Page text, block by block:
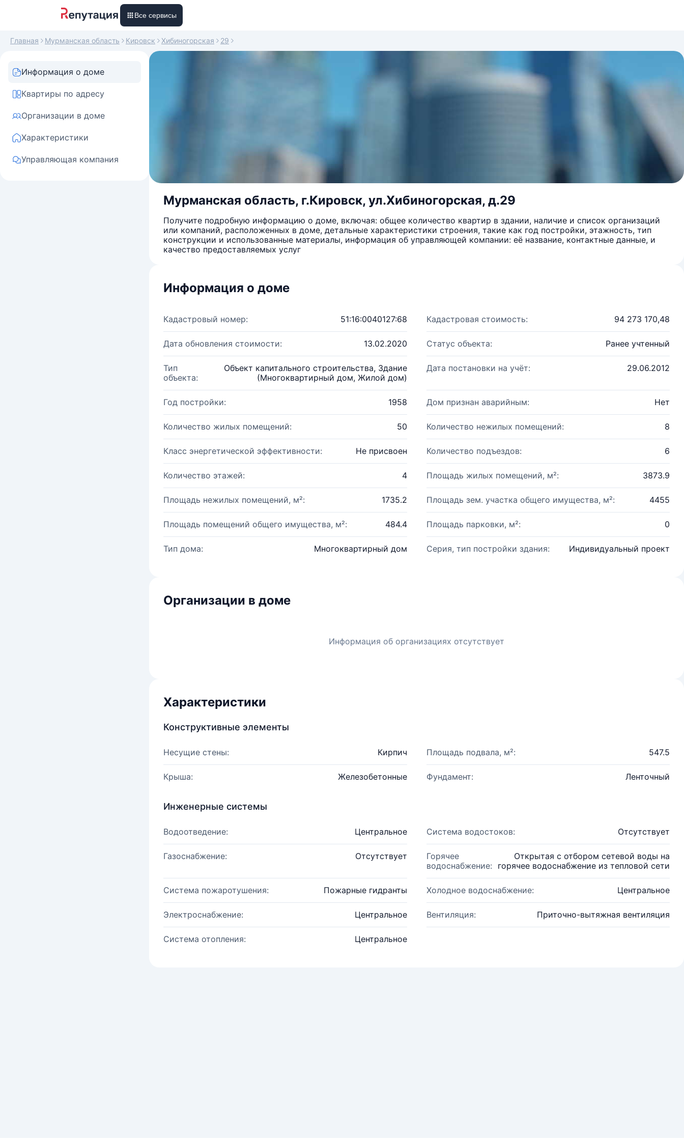
Все сервисы
Главная Мурманская область Кировск Хибиногорская 29
Информация о доме
Квартиры по адресу
Организации в доме
Характеристики
Управляющая компания
Мурманская область, г.Кировск, ул.Хибиногорская, д.29
Получите подробную информацию о доме, включая: общее количество квартир в здании, наличие и список организаций
или компаний, расположенных в доме, детальные характеристики строения, такие как год постройки, этажность, тип
конструкции и использованные материалы, информация об управляющей компании: её название, контактные данные, и
качество предоставляемых услуг
Информация о доме
Кадастровый номер: 51:16:0040127:68 Кадастровая стоимость: 94 273 170,48
Дата обновления стоимости: 13.02.2020 Статус объекта: Ранее учтенный
Тип
объекта:
Объект капитального строительства, Здание
(Многоквартирный дом, Жилой дом)
Дата постановки на учёт: 29.06.2012
Год постройки: 1958 Дом признан аварийным: Нет
Количество жилых помещений: 50 Количество нежилых помещений: 8
Класс энергетической эффективности: Не присвоен Количество подъездов: 6
Количество этажей: 4 Площадь жилых помещений, м²: 3873.9
Площадь нежилых помещений, м²: 1735.2 Площадь зем. участка общего имущества, м²: 4455
Площадь помещений общего имущества, м²: 484.4 Площадь парковки, м²: 0
Тип дома: Многоквартирный дом Серия, тип постройки здания: Индивидуальный проект
Организации в доме
Информация об организациях отсутствует
Характеристики
Конструктивные элементы
Несущие стены: Кирпич Площадь подвала, м²: 547.5
Крыша: Железобетонные Фундамент: Ленточный
Инженерные системы
Водоотведение: Центральное Система водостоков: Отсутствует
Газоснабжение: Отсутствует
Горячее
водоснабжение:
Открытая с отбором сетевой воды на
горячее водоснабжение из тепловой сети
Система пожаротушения: Пожарные гидранты Холодное водоснабжение: Центральное
Электроснабжение: Центральное Вентиляция: Приточно-вытяжная вентиляция
Система отопления: Центральное